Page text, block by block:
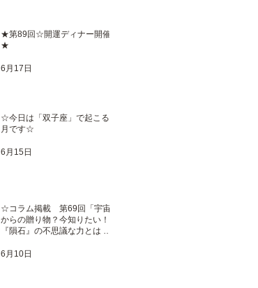
★第89回☆開運ディナー開催
★
6月17日
☆今日は「双子座」で起こる新
月です☆
6月15日
☆コラム掲載 第69回「宇宙
からの贈り物？今知りたい！
『隕石』の不思議な力とは 」
6月10日